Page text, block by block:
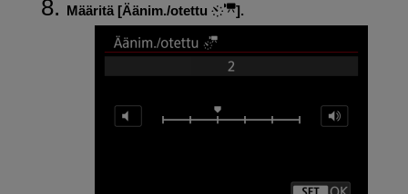
Määritä [Äänim./otettu ].